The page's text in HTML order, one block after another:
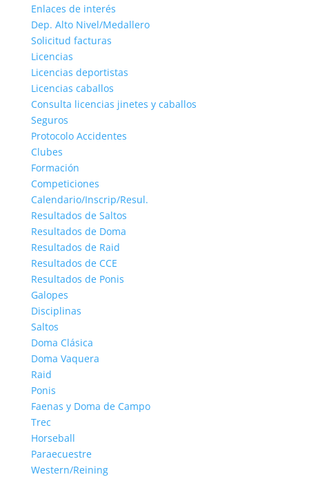
Enlaces de interés
Dep. Alto Nivel/Medallero
Solicitud facturas
Licencias
Licencias deportistas
Licencias caballos
Consulta licencias jinetes y caballos
Seguros
Protocolo Accidentes
Clubes
Formación
Competiciones
Calendario/Inscrip/Resul.
Resultados de Saltos
Resultados de Doma
Resultados de Raid
Resultados de CCE
Resultados de Ponis
Galopes
Disciplinas
Saltos
Doma Clásica
Doma Vaquera
Raid
Ponis
Faenas y Doma de Campo
Trec
Horseball
Paraecuestre
Western/Reining